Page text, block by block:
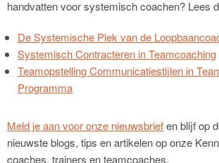
handvatten voor systemisch coachen? Lees
De Systemische Plek van de
Systemisch Contracteren in Teamcoaching
Teamopstelling Communicatiestijlen in
Programma
Meld je aan voor onze nieuwsbriefen blijf op
nieuwste blogs, tips en artikelen op onze
coaches, trainers en teamcoaches.